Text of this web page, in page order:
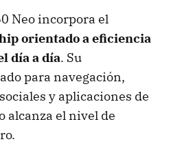
Neo incorpora el
orientado a eficiencia
día a día. Su
para navegación,
y aplicaciones de
alcanza el nivel de